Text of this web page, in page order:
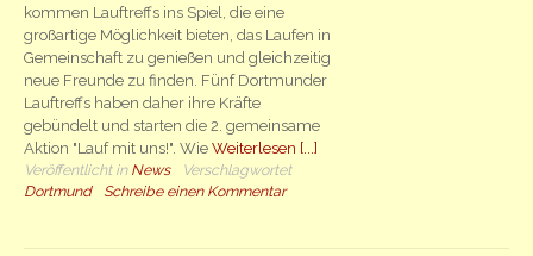
kommen Lauftreffs ins Spiel, die eine
großartige Möglichkeit bieten, das Laufen in
Gemeinschaft zu genießen und gleichzeitig
neue Freunde zu finden. Fünf Dortmunder
Lauftreffs haben daher ihre Kräfte
gebündelt und starten die 2. gemeinsame
Aktion "Lauf mit uns!". WieWeiterlesen [...]
Veröffentlicht in News
Verschlagwortet
Dortmund
Schreibe einen Kommentar